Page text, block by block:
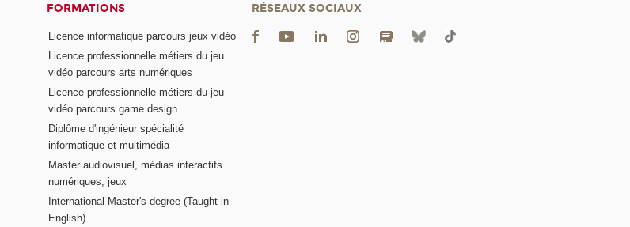
FORMATIONS
Licence informatique parcours jeux vidéo
Licence professionnelle métiers du jeu
vidéo parcours arts numériques
Licence professionnelle métiers du jeu
vidéo parcours game design
Diplôme d'ingénieur spécialité
informatique et multimédia
Master audiovisuel, médias interactifs
numériques, jeux
International Master's degree (Taught in
English)
RÉSEAUX SOCIAUX